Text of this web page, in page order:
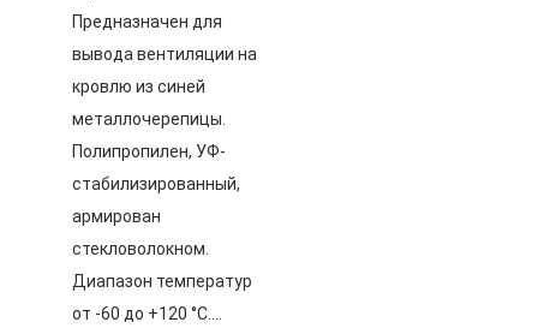
Предназначен для
вывода вентиляции на
кровлю из синей
металлочерепицы.
Полипропилен, УФ-
стабилизированный,
армирован
стекловолокном.
Диапазон температур
от -60 до +120 °C….